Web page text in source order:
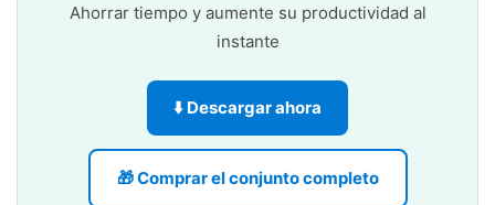
Ahorrar tiempo y aumente su productividad al
instante
⬇️ Descargar ahora
🎁 Comprar el conjunto completo